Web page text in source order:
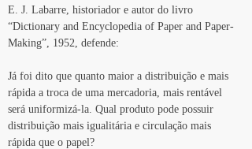
E. J. Labarre, historiador e autor do livro
“Dictionary and Encyclopedia of Paper and Paper-
Making”, 1952, defende:
Já foi dito que quanto maior a distribuição e mais
rápida a troca de uma mercadoria, mais rentável
será uniformizá-la. Qual produto pode possuir
distribuição mais igualitária e circulação mais
rápida que o papel?